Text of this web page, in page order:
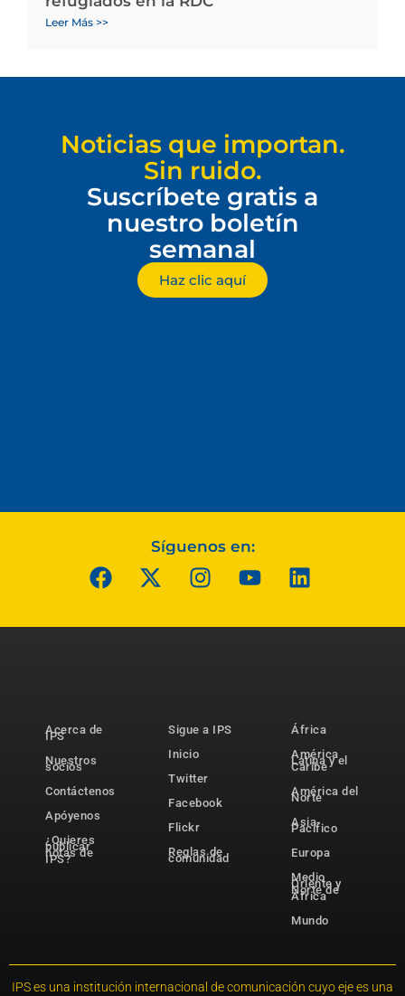
Leer Más >>
Noticias que importan.
Sin ruido.
Suscríbete gratis a
nuestro boletín
semanal
Haz clic aquí
Síguenos en:
Acerca de
IPS
Nuestros
socios
Contáctenos
Apóyenos
¿Quieres
publicar
notas de
IPS?
Sigue a IPS
Inicio
Twitter
Facebook
Flickr
Reglas de
comunidad
África
América
Latina y el
Caribe
América del
Norte
Asia-
Pacífico
Europa
Medio
Oriente y
Norte de
África
Mundo
IPS es una institución internacional de comunicación cuyo eje es una